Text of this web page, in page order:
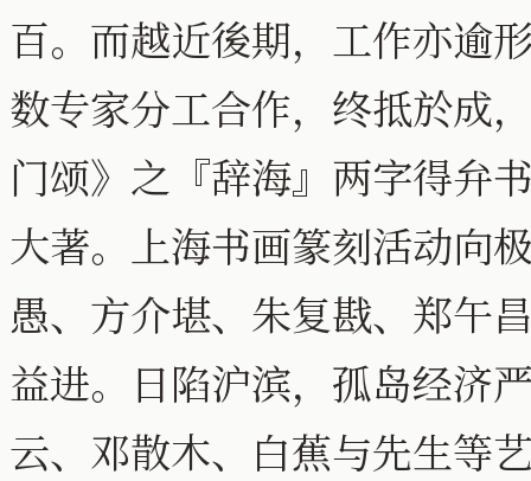
百。而越近後期，工作亦逾
数专家分工合作，终抵於成
门颂》之『辞海』两字得弁
大著。上海书画篆刻活动向
愚、方介堪、朱复戡、郑午
益进。日陷沪滨，孤岛经济
云、邓散木、白蕉与先生等